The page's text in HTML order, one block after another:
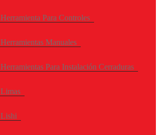
Herramienta Para Controles
Herramientas Manuales
Herramientas Para Instalación Cerraduras
Limas
Lishi